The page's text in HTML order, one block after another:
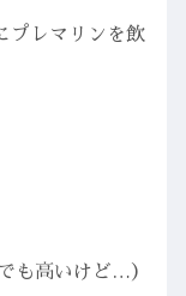
プレマリンを飲
も高いけど…）